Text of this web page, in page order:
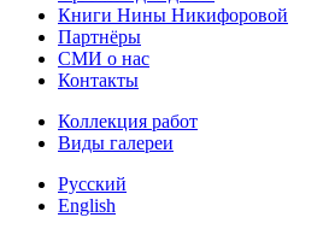
Книги Нины Никифоровой
Партнёры
СМИ о нас
Контакты
Коллекция работ
Виды галереи
Русский
English